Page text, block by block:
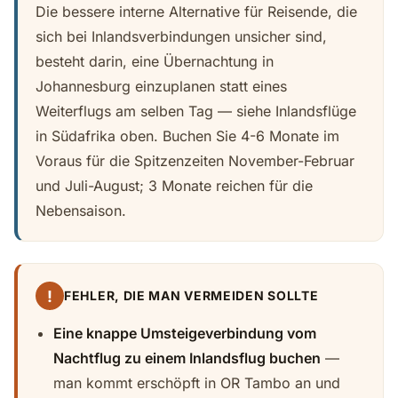
Die bessere interne Alternative für Reisende, die
sich bei Inlandsverbindungen unsicher sind,
besteht darin, eine Übernachtung in
Johannesburg einzuplanen statt eines
Weiterflugs am selben Tag — siehe Inlandsflüge
in Südafrika oben. Buchen Sie 4-6 Monate im
Voraus für die Spitzenzeiten November-Februar
und Juli-August; 3 Monate reichen für die
Nebensaison.
! FEHLER, DIE MAN VERMEIDEN SOLLTE
Eine knappe Umsteigeverbindung vom
Nachtflug zu einem Inlandsflug buchen —
man kommt erschöpft in OR Tambo an und